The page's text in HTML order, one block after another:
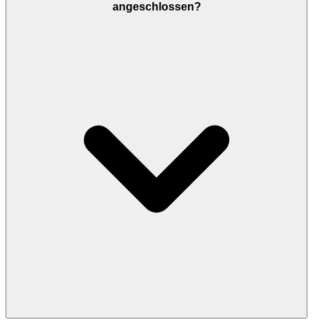
angeschlossen?